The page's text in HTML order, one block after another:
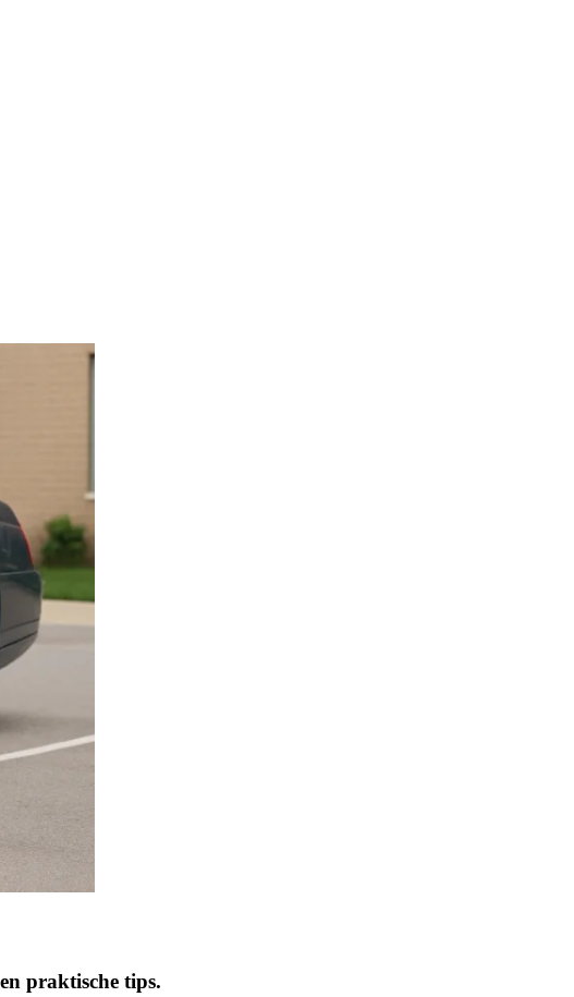
praktische tips.